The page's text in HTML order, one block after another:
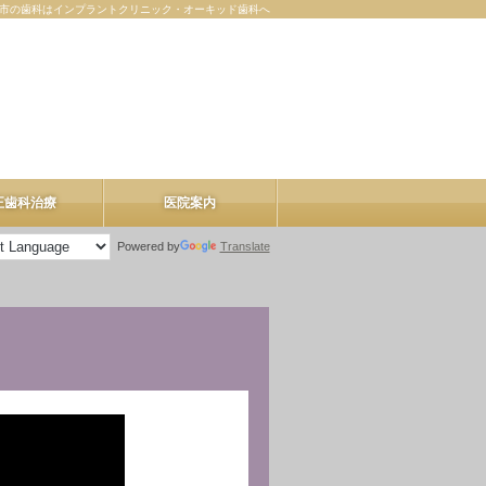
の歯科はインプラントクリニック・オーキッド歯科へ
歯科治療 医院案内
医院案内
Powered by Translate